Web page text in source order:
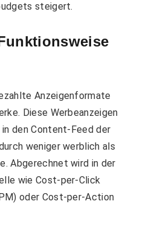
steigert.
Anzeigenformate
Diese Werbeanzeigen
den Content-Feed der
weniger werblich als
Abgerechnet wird in der
wie Cost-per-Click
oder Cost-per-Action